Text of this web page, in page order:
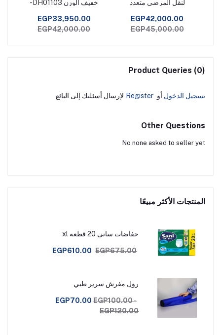
لنقل المرضى متعدد
EGP42,000.00
EGP45,000.00
خفيف الوزن DH01103-
EGP33,950.00
EGP42,000.00
Product Queries (0)
تسجيل الدخول أو Register لإرسال أسئلتك إلى البائع
Other Questions
No none asked to seller yet
المنتجات الأكثر مبيعًا
حفاضات سانى 20 قطعه xl
EGP610.00 EGP675.00
رول مفرش سرير طبي
EGP70.00 EGP100.00 -
EGP120.00